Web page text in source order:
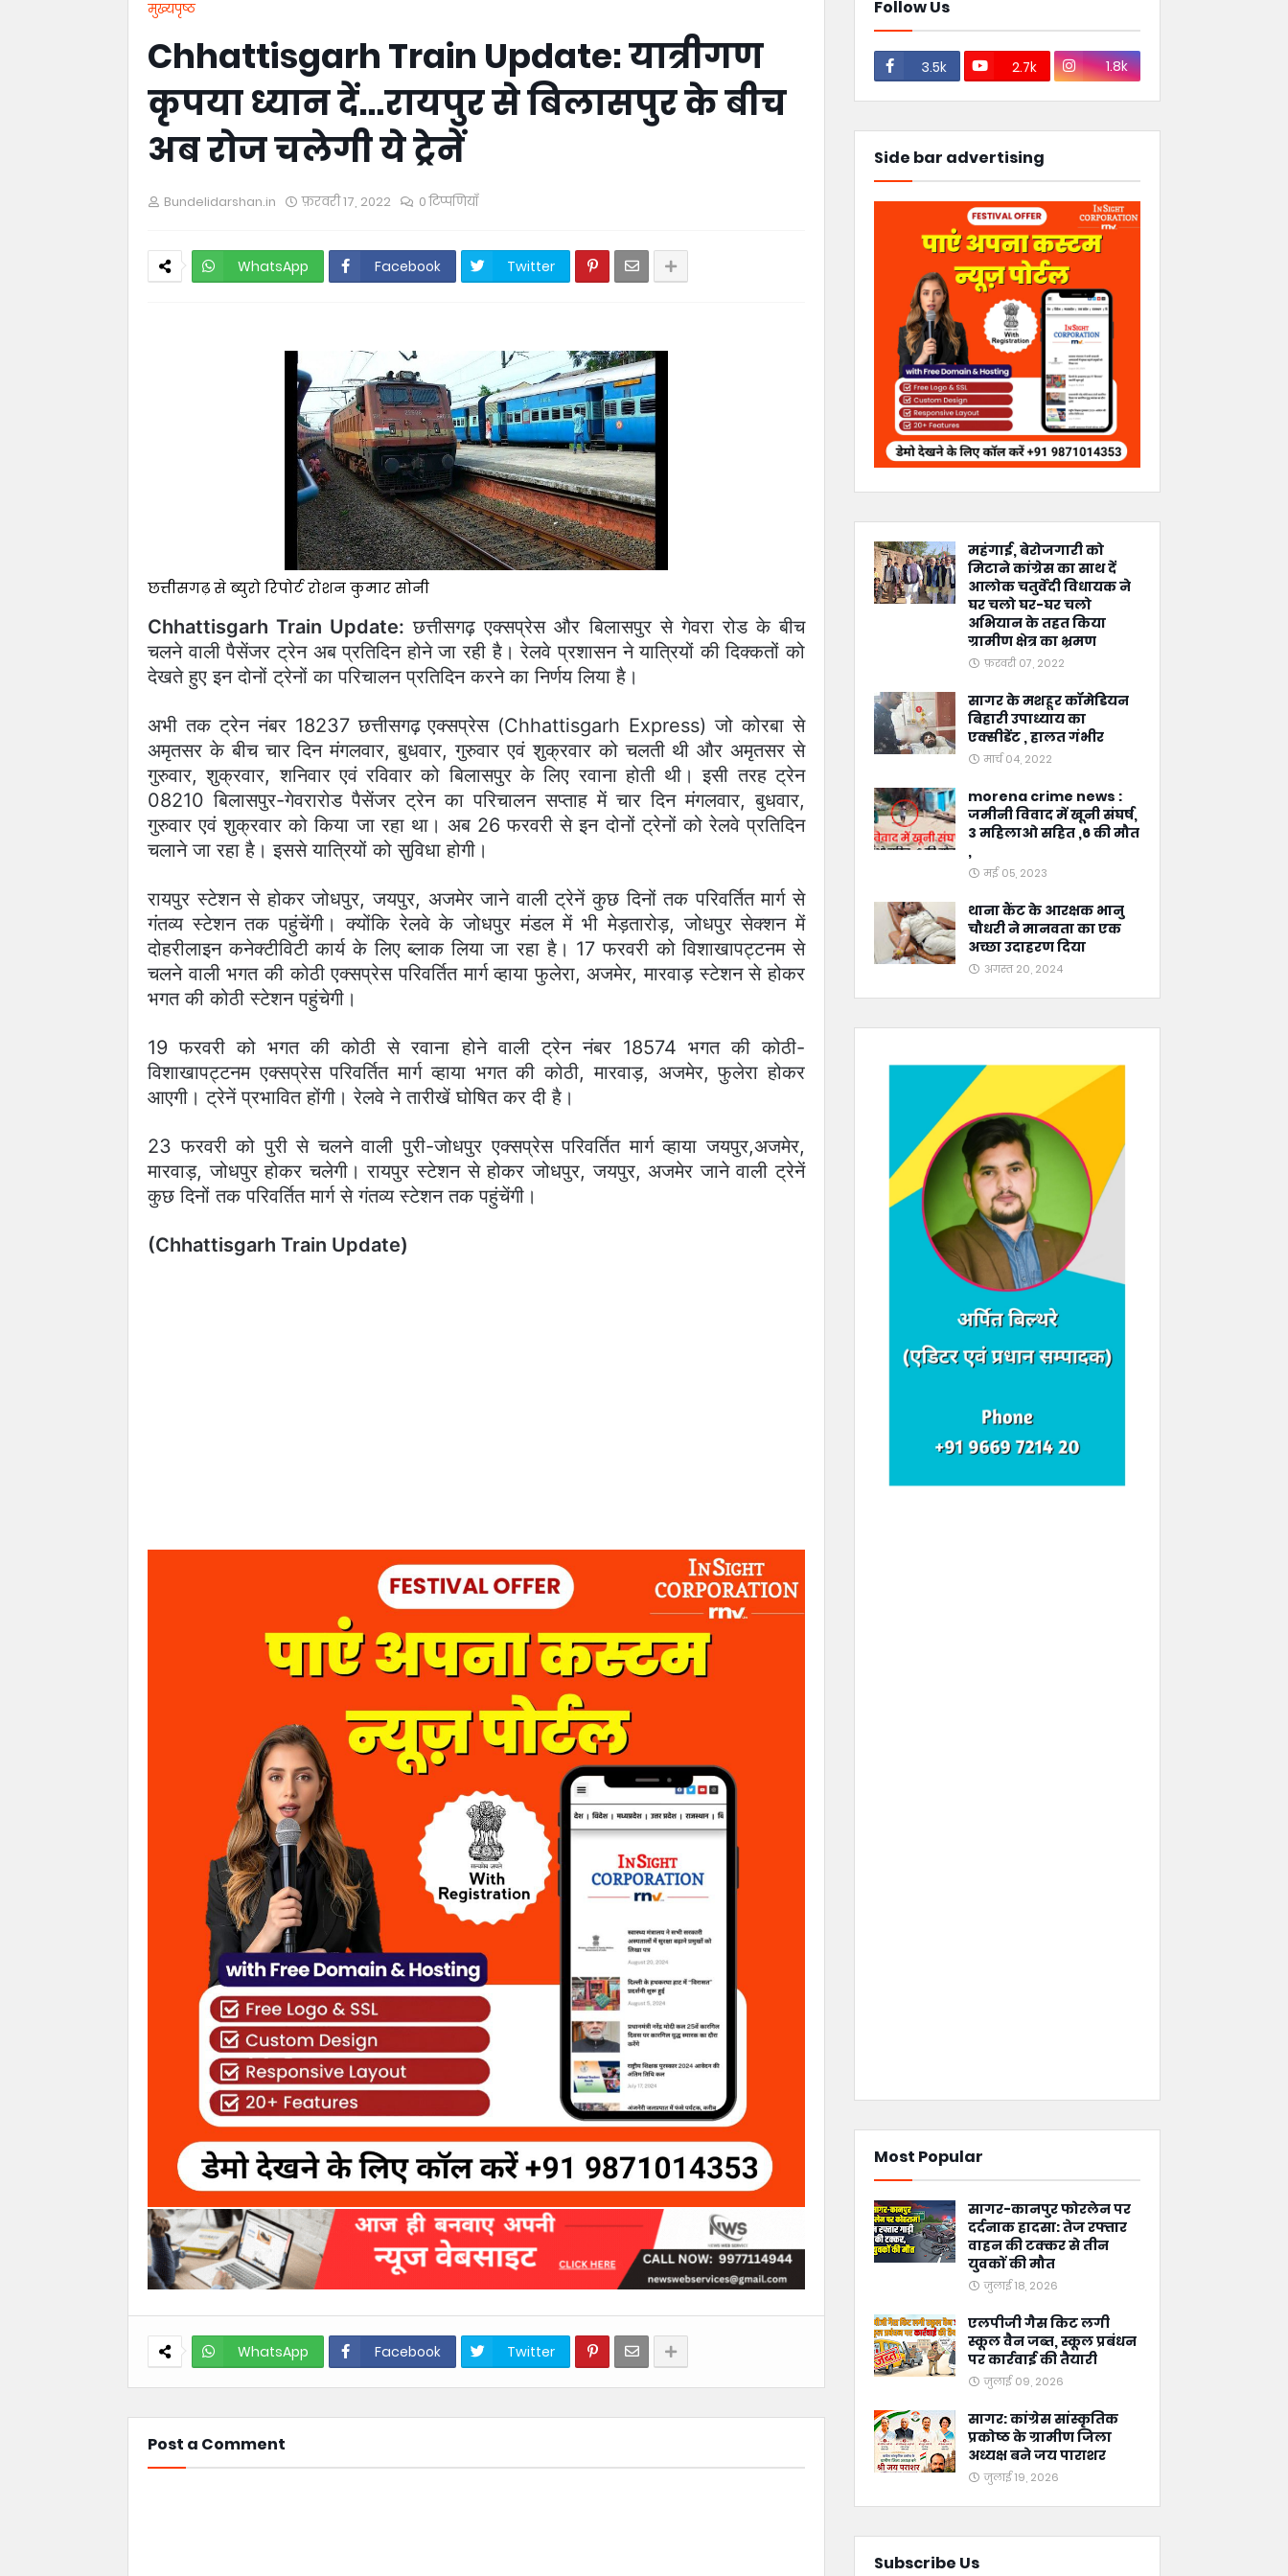
मुख्यपृष्ठ
Chhattisgarh Train Update: यात्रीगण
कृपया ध्यान दें…रायपुर से बिलासपुर के बीच
अब रोज चलेगी ये ट्रेनें
Bundelidarshan.in फ़रवरी 17, 2022 0 टिप्पणियाँ
WhatsApp Facebook Twitter
छत्तीसगढ़ से ब्युरो रिपोर्ट रोशन कुमार सोनी
Chhattisgarh Train Update: छत्तीसगढ़ एक्सप्रेस और बिलासपुर से गेवरा रोड के बीच
चलने वाली पैसेंजर ट्रेन अब प्रतिदिन होने जा रही है। रेलवे प्रशासन ने यात्रियों की दिक्कतों को
देखते हुए इन दोनों ट्रेनों का परिचालन प्रतिदिन करने का निर्णय लिया है।
अभी तक ट्रेन नंबर 18237 छत्तीसगढ़ एक्सप्रेस (Chhattisgarh Express) जो कोरबा से
अमृतसर के बीच चार दिन मंगलवार, बुधवार, गुरुवार एवं शुक्रवार को चलती थी और अमृतसर से
गुरुवार, शुक्रवार, शनिवार एवं रविवार को बिलासपुर के लिए रवाना होती थी। इसी तरह ट्रेन
08210 बिलासपुर-गेवरारोड पैसेंजर ट्रेन का परिचालन सप्ताह में चार दिन मंगलवार, बुधवार,
गुरुवार एवं शुक्रवार को किया जा रहा था। अब 26 फरवरी से इन दोनों ट्रेनों को रेलवे प्रतिदिन
चलाने जा रहा है। इससे यात्रियों को सुविधा होगी।
रायपुर स्टेशन से होकर जोधपुर, जयपुर, अजमेर जाने वाली ट्रेनें कुछ दिनों तक परिवर्तित मार्ग से
गंतव्य स्टेशन तक पहुंचेंगी। क्योंकि रेलवे के जोधपुर मंडल में भी मेड़तारोड़, जोधपुर सेक्शन में
दोहरीलाइन कनेक्टीविटी कार्य के लिए ब्लाक लिया जा रहा है। 17 फरवरी को विशाखापट्टनम से
चलने वाली भगत की कोठी एक्सप्रेस परिवर्तित मार्ग व्हाया फुलेरा, अजमेर, मारवाड़ स्टेशन से होकर
भगत की कोठी स्टेशन पहुंचेगी।
19 फरवरी को भगत की कोठी से रवाना होने वाली ट्रेन नंबर 18574 भगत की कोठी-
विशाखापट्टनम एक्सप्रेस परिवर्तित मार्ग व्हाया भगत की कोठी, मारवाड़, अजमेर, फुलेरा होकर
आएगी। ट्रेनें प्रभावित होंगी। रेलवे ने तारीखें घोषित कर दी है।
23 फरवरी को पुरी से चलने वाली पुरी-जोधपुर एक्सप्रेस परिवर्तित मार्ग व्हाया जयपुर,अजमेर,
मारवाड़, जोधपुर होकर चलेगी। रायपुर स्टेशन से होकर जोधपुर, जयपुर, अजमेर जाने वाली ट्रेनें
कुछ दिनों तक परिवर्तित मार्ग से गंतव्य स्टेशन तक पहुंचेंगी।
(Chhattisgarh Train Update)
WhatsApp Facebook Twitter
Post a Comment
Follow Us
3.5k 2.7k 1.8k
Side bar advertising
महंगाई, बेरोजगारी को
मिटाने कांग्रेस का साथ दें
आलोक चतुर्वेदी विधायक ने
घर चलो घर-घर चलो
अभियान के तहत किया
ग्रामीण क्षेत्र का भ्रमण
फ़रवरी 07, 2022
सागर के मशहूर कॉमेडियन
बिहारी उपाध्याय का
एक्सीडेंट , हालत गंभीर
मार्च 04, 2022
morena crime news :
जमीनी विवाद में खूनी संघर्ष,
3 महिलाओ सहित ,6 की मौत
,
मई 05, 2023
थाना कैंट के आरक्षक भानु
चौधरी ने मानवता का एक
अच्छा उदाहरण दिया
अगस्त 20, 2024
Most Popular
सागर-कानपुर फोरलेन पर
दर्दनाक हादसा: तेज रफ्तार
वाहन की टक्कर से तीन
युवकों की मौत
जुलाई 18, 2026
एलपीजी गैस किट लगी
स्कूल वैन जब्त, स्कूल प्रबंधन
पर कार्रवाई की तैयारी
जुलाई 09, 2026
सागर: कांग्रेस सांस्कृतिक
प्रकोष्ठ के ग्रामीण जिला
अध्यक्ष बने जय पाराशर
जुलाई 19, 2026
Subscribe Us